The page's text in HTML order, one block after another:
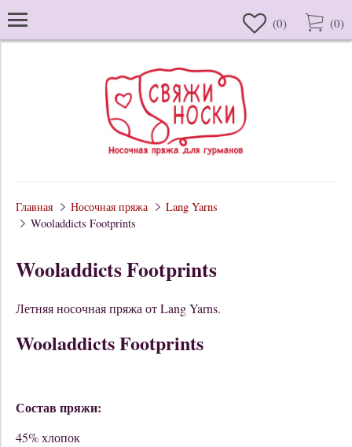
(0) (0)
Главная Носочная пряжа
Lang Yarns
Wooladdicts Footprints
Wooladdicts Footprints
Летняя носочная пряжа от Lang Yarns.
Wooladdicts Footprints
Состав пряжи:
45% хлопок